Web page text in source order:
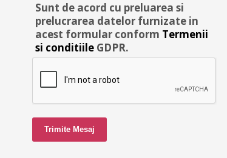
Sunt de acord cu preluarea si
prelucrarea datelor furnizate in
acest formular conform Termenii
si conditiile GDPR.
Trimite Mesaj